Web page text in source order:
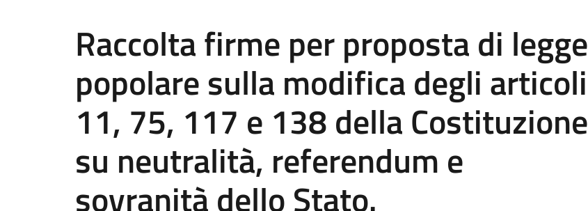
Raccolta firme per proposta di legge
popolare sulla modifica degli articoli
11, 75, 117 e 138 della Costituzione
su neutralità, referendum e
sovranità dello Stato.